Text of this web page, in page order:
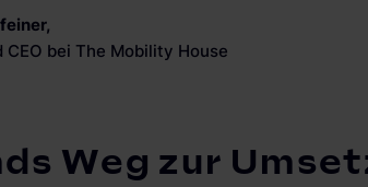
,
CEO bei The Mobility House
Weg zur